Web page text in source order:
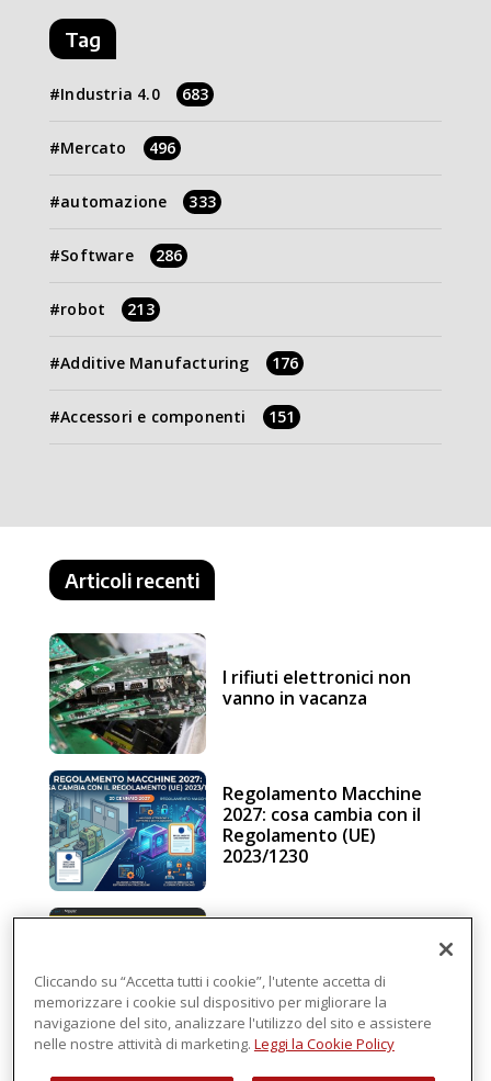
Tag
Industria 4.0 683
Mercato 496
automazione 333
Software 286
robot 213
Additive Manufacturing 176
Accessori e componenti 151
Articoli recenti
I rifiuti elettronici non
vanno in vacanza
Regolamento Macchine
2027: cosa cambia con il
Regolamento (UE)
2023/1230
intelligenza in cloud
Cliccando su “Accetta tutti i cookie”, l'utente accetta di
memorizzare i cookie sul dispositivo per migliorare la
navigazione del sito, analizzare l'utilizzo del sito e assistere
nelle nostre attività di marketing. Leggi la Cookie Policy